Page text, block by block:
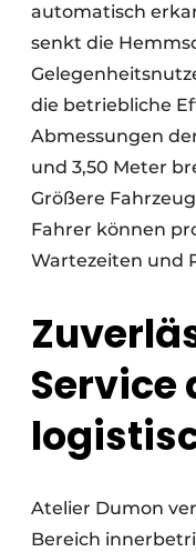
automatisch
senkt die
die betriebliche
Abmessungen
und 3,50 Meter
Größere
Fahrer können
Wartezeiten und
Service
Atelier Dumon
Bereich